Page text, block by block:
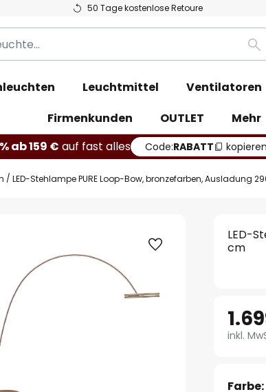
50 Tage kostenlose Retoure
Leuchtmittel Ventilatoren
Firmenkunden
OUTLET
Mehr
ab 159 € auf fast alles Code:RABATT kopieren
LED-Stehlampe PURE Loop-Bow, bronzefarben, Ausladung
LED-
cm
inkl.
Farbe: